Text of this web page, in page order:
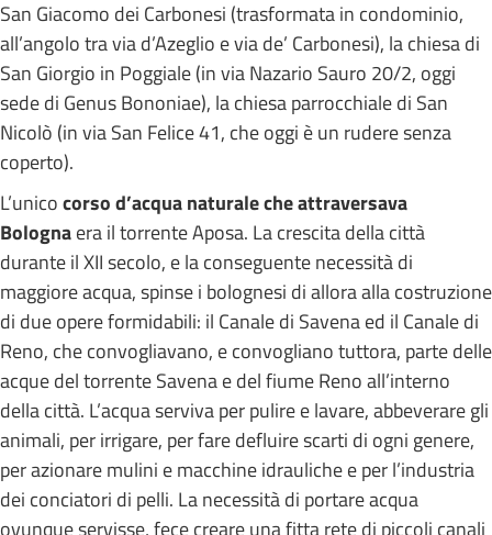
San Giacomo dei Carbonesi (trasformata in condominio,
all’angolo tra via d’Azeglio e via de’ Carbonesi), la chiesa di
San Giorgio in Poggiale (in via Nazario Sauro 20/2, oggi
sede di Genus Bononiae), la chiesa parrocchiale di San
Nicolò (in via San Felice 41, che oggi è un rudere senza
coperto).
L’unicocorso d’acqua naturale che attraversava
Bolognaera il torrente Aposa. La crescita della città
durante il XII secolo, e la conseguente necessità di
maggiore acqua, spinse i bolognesi di allora alla costruzione
di due opere formidabili: il Canale di Savena ed il Canale di
Reno, che convogliavano, e convogliano tuttora, parte delle
acque del torrente Savena e del fiume Reno all’interno
della città. L’acqua serviva per pulire e lavare, abbeverare gli
animali, per irrigare, per fare defluire scarti di ogni genere,
per azionare mulini e macchine idrauliche e per l’industria
dei conciatori di pelli. La necessità di portare acqua
ovunque servisse, fece creare una fitta rete di piccoli canali